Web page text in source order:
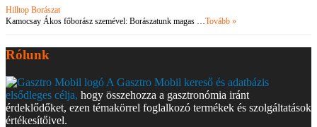
Hilltop Borászat
Kamocsay Ákos főborász szemével: Borászatunk magas … Tovább »
Rólunk
A Gasztro Mobil kereső és adatbázis
elsődleges célja, hogy összehozza a gasztronómia iránt
érdeklődőket, ezen témakörrel foglalkozó termékek és szolgáltatások
értékesítőivel.